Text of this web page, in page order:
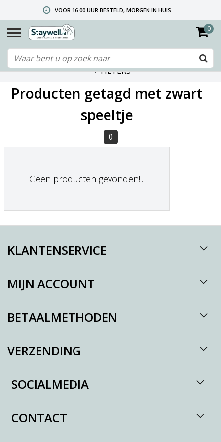
VOOR 16.00 UUR BESTELD, MORGEN IN HUIS
GRATIS VERZENDING VANAF € 40,- (ALLEEN NEDERLAND)
TELEFONISCHE HELPDESK 010 492 02 35 (LET OP: WIJ ZIJN NIET DE FABRIKANT! ZIE KLANTENSERVICE-INFO)
0
FILTERS
Producten getagd met zwart
speeltje
0
Geen producten gevonden!...
KLANTENSERVICE
MIJN ACCOUNT
BETAALMETHODEN
VERZENDING
SOCIALMEDIA
CONTACT